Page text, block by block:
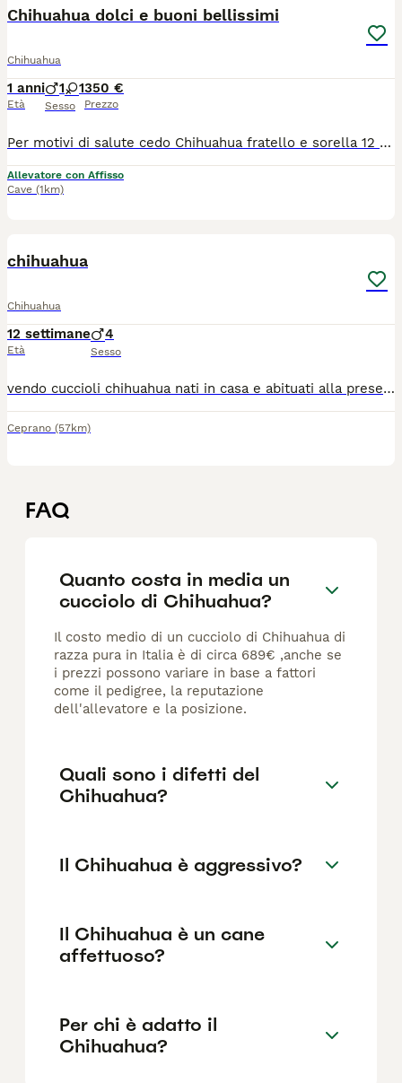
Chihuahua dolci e buoni bellissimi
Chihuahua
1 anni
Età
1 1
Sesso
350 €
Prezzo
Per motivi di salute cedo Chihuahua fratello e sorella 12 mesi, Roma* Per problemi di salute non riesco più a garantire a questi due amori, tutto il tempo e le attenzioni che meritano. È una decisione sofferta, ma voglio per loro una famiglia che possa amarli al 100%. Mamma e papà restano con me. *Chi sono loro:* [Nuvola], maschio e [ Sole ], femmina. Hanno 11 mesi, sono fratello e sorella, pelo corto dai colori e dolcezza meravigliosi , intelligentissimi e sanissimi! Nati e cresciuti in casa con me da quando sono nati. Vivono in appartamento e sono abituati ai ritmi di famiglia. *Salute e gestione:* - *Sanitari*: Ciclo vaccinale completo, microchip con iscrizione anagrafe, sverminazioni regolari. Consegnati con libretto sanitario , tutto in regola - *Carattere*: Socievoli, dolci, abituati alle persone e ad altri cani. Non abbaiano a vuoto.. - *Educazione*: Usano la traversina, non sporcano in casa, non distruggono mobili. La fase "cucciolo terremoto" l'hanno già superata. Sono la versione già pronta e gestibile del chihuahua. *Che famiglia cerco:* Persone che conoscono la razza o hanno voglia di informarsi seriamente. Casa sicura, vita da appartamento, no giardino incustodito, no bimbi troppo piccoli. *Do la precedenza a chi li adotta insieme* perché sono legati e cresciuti sempre in coppia. Valuto adozione singola solo se la famiglia è davvero perfetta per loro. *Contributo richiesto: 350? a cucciolo.* È il solo rimborso delle spese veterinarie sostenute in 11 mesi, tutte documentate. Non è una vendita e il prezzo non è trattabile. *Come contattarmi:* Se pensi di essere la persona giusta, scrivimi presentandoti: chi siete in famiglia, dove vivrebbe, che esperienza avete con i cani. Fisseremo prima una chiacchierata telefonica per conoscerci. No perditempo, no curiosi. Solo a Roma e Provin. Consegna solo di persona
Allevatore con Affisso
Cave (1km)
chihuahua
Chihuahua
12 settimane
Età
4
Sesso
vendo cuccioli chihuahua nati in casa e abituati alla presenza umana. Sono molto giocherelloni e affettuosi. Per maggiori informazioni contattare al numero 3338294812
Ceprano (57km)
FAQ
Quanto costa in media un
cucciolo di Chihuahua?
Il costo medio di un cucciolo di Chihuahua di
razza pura in Italia è di circa 689€ ,anche se
i prezzi possono variare in base a fattori
come il pedigree, la reputazione
dell'allevatore e la posizione.
Quali sono i difetti del
Chihuahua?
Il Chihuahua è aggressivo?
Il Chihuahua è un cane
affettuoso?
Per chi è adatto il
Chihuahua?